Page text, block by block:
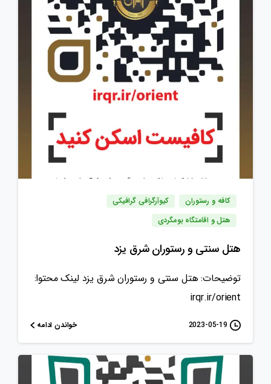
کافه و رستوران
کیوآرگرافی گرافیکی
هتل و اقامتگاه بومگردی
هتل سنتی و رستوران شرق یزد
توضیحات: هتل سنتی و رستوران شرق یزد لینک محتوا:
irqr.ir/orient
2023-05-19 خواندن ادامه